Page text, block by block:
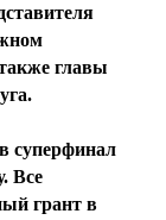
главы
суперфинал
Все
грант в